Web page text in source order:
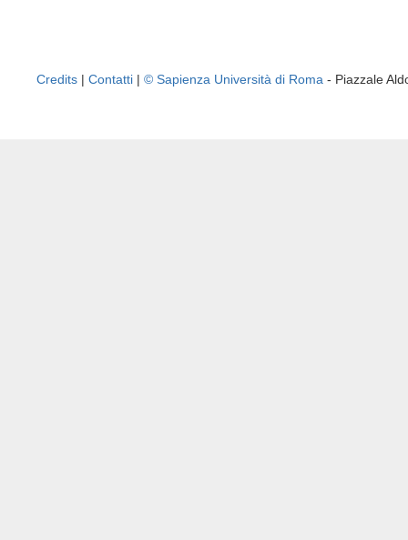
Credits | Contatti | © Sapienza Università di Roma - Piazzale